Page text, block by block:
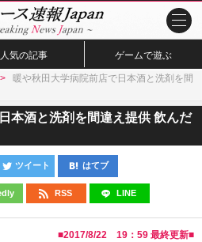
人気の記事 ゲームで遊ぶ
暖や秋田大学病院前店で日本酒と洗剤を間
本酒と洗剤を間違え提供 飲んだ
ツイート はてブ
RSS LINE
■2017/8/22 19：59 最終更新■